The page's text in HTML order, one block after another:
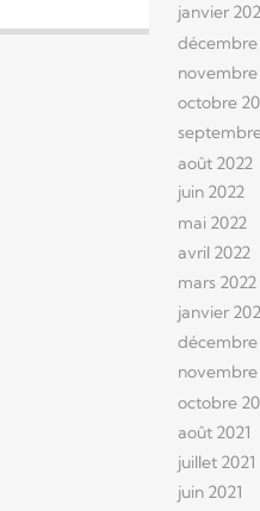
janvier
décembre
novembre
octobre
août 2022
juin 2022
mai 2022
avril 2022
mars 2022
janvier
décembre
novembre
octobre
août 2021
juillet 2021
juin 2021